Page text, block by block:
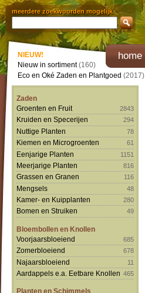
meerdere zoekwoorden mogelijk
home
NIEUW!
Nieuw in sortiment(160)
Eco en Oké Zaden en Plantgoed (2017)
Zaden
Groenten en Fruit
2843
Kruiden en Specerijen 294
Nuttige Planten 78
Kiemen en Microgroenten 61
Eenjarige Planten 1151
Meerjarige Planten 816
Grassen en Granen 116
Mengsels 48
Kamer- en Kuipplanten 280
Bomen en Struiken 49
Bloembollen en Knollen
Voorjaarsbloeiend
685
Zomerbloeiend 678
Najaarsbloeiend 11
Aardappels e.a. Eetbare Knollen 465
Planten en Schimmels